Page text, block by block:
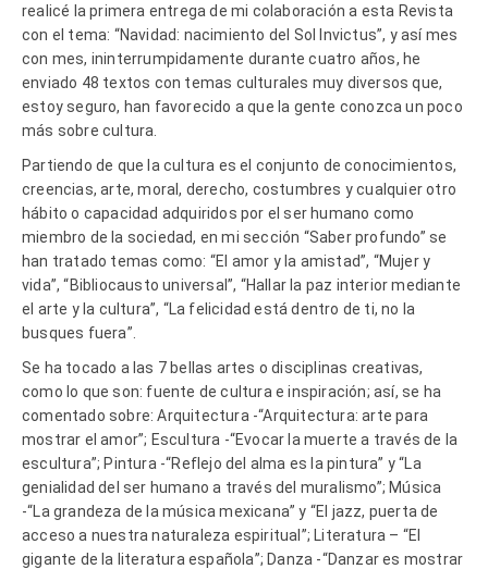
realicé la primera entrega de mi colaboración a esta Revista
con el tema: “Navidad: nacimiento del Sol Invictus”, y así mes
con mes, ininterrumpidamente durante cuatro años, he
enviado 48 textos con temas culturales muy diversos que,
estoy seguro, han favorecido a que la gente conozca un poco
más sobre cultura.
Partiendo de que la cultura es el conjunto de conocimientos,
creencias, arte, moral, derecho, costumbres y cualquier otro
hábito o capacidad adquiridos por el ser humano como
miembro de la sociedad, en mi sección “Saber profundo” se
han tratado temas como: “El amor y la amistad”, “Mujer y
vida”, “Bibliocausto universal”, “Hallar la paz interior mediante
el arte y la cultura”, “La felicidad está dentro de ti, no la
busques fuera”.
Se ha tocado a las 7 bellas artes o disciplinas creativas,
como lo que son: fuente de cultura e inspiración; así, se ha
comentado sobre: Arquitectura -“Arquitectura: arte para
mostrar el amor”; Escultura -“Evocar la muerte a través de la
escultura”; Pintura -“Reflejo del alma es la pintura” y “La
genialidad del ser humano a través del muralismo”; Música
-“La grandeza de la música mexicana” y “El jazz, puerta de
acceso a nuestra naturaleza espiritual”; Literatura – “El
gigante de la literatura española”; Danza -“Danzar es mostrar